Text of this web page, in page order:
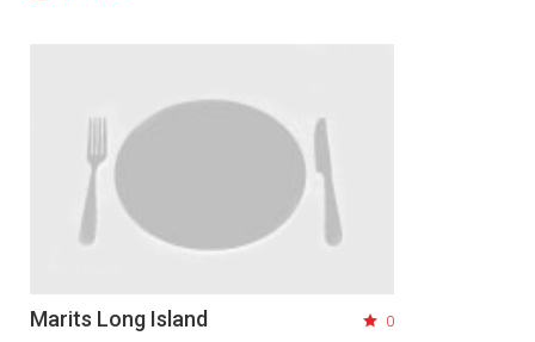
Marits Long Island 0